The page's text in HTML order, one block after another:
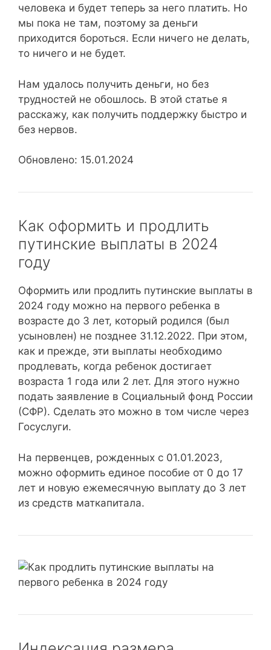
человека и будет теперь за него платить. Но
мы пока не там, поэтому за деньги
приходится бороться. Если ничего не делать,
то ничего и не будет.
Нам удалось получить деньги, но без
трудностей не обошлось. В этой статье я
расскажу, как получить поддержку быстро и
без нервов.
Обновлено: 15.01.2024
Как оформить и продлить
путинские выплаты в 2024
году
Оформить или продлить путинские выплаты в
2024 году можно на первого ребенка в
возрасте до 3 лет, который родился (был
усыновлен) не позднее 31.12.2022. При этом,
как и прежде, эти выплаты необходимо
продлевать, когда ребенок достигает
возраста 1 года или 2 лет. Для этого нужно
подать заявление в Социальный фонд России
(СФР). Сделать это можно в том числе через
Госуслуги.
На первенцев, рожденных с 01.01.2023,
можно оформить единое пособие от 0 до 17
лет и новую ежемесячную выплату до 3 лет
из средств маткапитала.